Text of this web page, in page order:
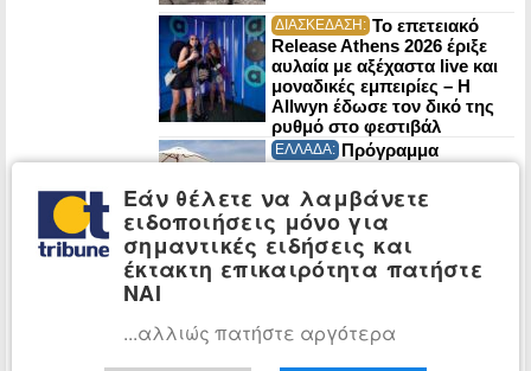
ΔΙΑΣΚΕΔΑΣΗ: Το επετειακό
Release Athens 2026 έριξε
αυλαία με αξέχαστα live και
μοναδικές εμπειρίες – Η
Allwyn έδωσε τον δικό της
ρυθμό στο φεστιβάλ
ΕΛΛΑΔΑ: Πρόγραμμα
2027»: Άρχισαν οι αιτήσεις
ΠΟΛΙΤΙΚΗ: Κόμμα
Καρυστιανού: Βαριές
στελέχη της Ελπίδας για τη
Δημοκρατία
Εάν θέλετε να λαμβάνετε
ειδοποιήσεις μόνο για
σημαντικές ειδήσεις και
έκτακτη επικαιρότητα πατήστε
ΝΑΙ
...αλλιώς πατήστε αργότερα